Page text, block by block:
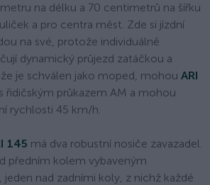
na délku a 70 centimetrů na šířku
a pro centra měst. Zde si jízdní
na své, protože individuálně
dynamický průjezd zatáčkou a
je schválen jako moped, mohou ARI
řidičským průkazem AM a mohou
rychlosti 45 km/h.
145 má dva robustní nosiče zavazadel.
předním kolem vybaveným
nad zadními koly, z nichž každé